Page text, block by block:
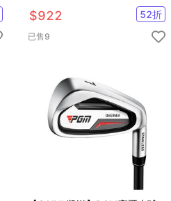
桿
$922 52折
已售9